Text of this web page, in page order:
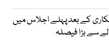
کے بعد پہلے اجلاس میں
سے بڑا فیصلہ